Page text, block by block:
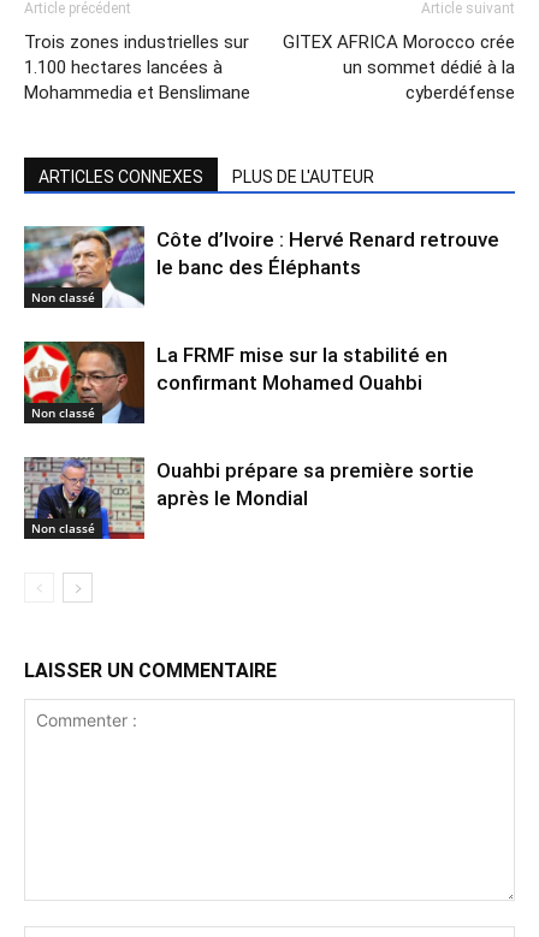
Article précédent
Trois zones industrielles sur
1.100 hectares lancées à
Mohammedia et Benslimane
Article suivant
GITEX AFRICA Morocco crée
un sommet dédié à la
cyberdéfense
ARTICLES CONNEXES PLUS DE L'AUTEUR
Non classé
Côte d’Ivoire : Hervé Renard retrouve
le banc des Éléphants
Non classé
La FRMF mise sur la stabilité en
confirmant Mohamed Ouahbi
Non classé
Ouahbi prépare sa première sortie
après le Mondial
LAISSER UN COMMENTAIRE